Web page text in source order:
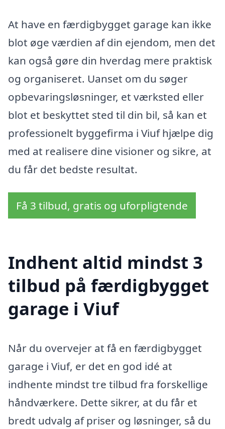
At have en færdigbygget garage kan ikke
blot øge værdien af din ejendom, men det
kan også gøre din hverdag mere praktisk
og organiseret. Uanset om du søger
opbevaringsløsninger, et værksted eller
blot et beskyttet sted til din bil, så kan et
professionelt byggefirma i Viuf hjælpe dig
med at realisere dine visioner og sikre, at
du får det bedste resultat.
Få 3 tilbud, gratis og uforpligtende
Indhent altid mindst 3
tilbud på færdigbygget
garage i Viuf
Når du overvejer at få en færdigbygget
garage i Viuf, er det en god idé at
indhente mindst tre tilbud fra forskellige
håndværkere. Dette sikrer, at du får et
bredt udvalg af priser og løsninger, så du